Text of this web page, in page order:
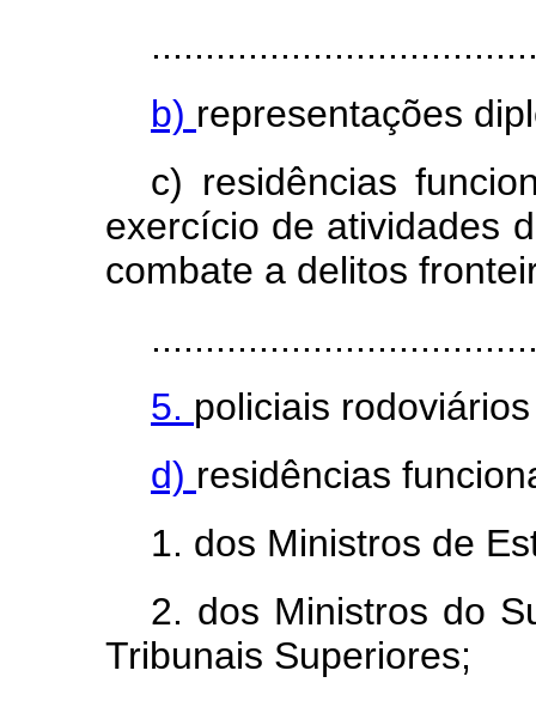
b) representações
c) residências
exercício de atividades
combate a delitos
5. policiais
d) residências
1. dos Ministros de
2. dos Ministros do
Tribunais Superiores;